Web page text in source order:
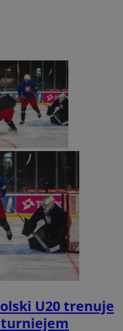
U20 trenuje